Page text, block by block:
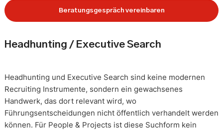
Beratungsgespräch vereinbaren
Headhunting / Executive Search
Headhunting und Executive Search sind keine modernen
Recruiting Instrumente, sondern ein gewachsenes
Handwerk, das dort relevant wird, wo
Führungsentscheidungen nicht öffentlich verhandelt werden
können. Für People & Projects ist diese Suchform kein